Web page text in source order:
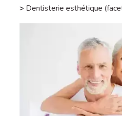
> Dentisterie esthétique